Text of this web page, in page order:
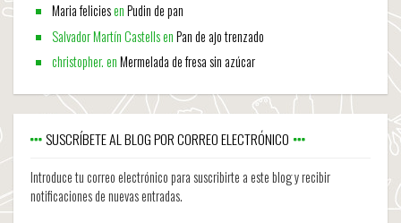
Maria feliciesenPudin de pan
Salvador Martín CastellsenPan de ajo trenzado
christopher.enMermelada de fresa sin azúcar
SUSCRÍBETE AL BLOG POR CORREO ELECTRÓNICO
Introduce tu correo electrónico para suscribirte a este blog y recibir
notificaciones de nuevas entradas.